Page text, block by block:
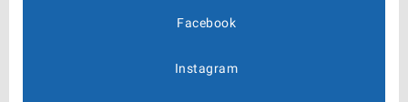
Facebook
Instagram